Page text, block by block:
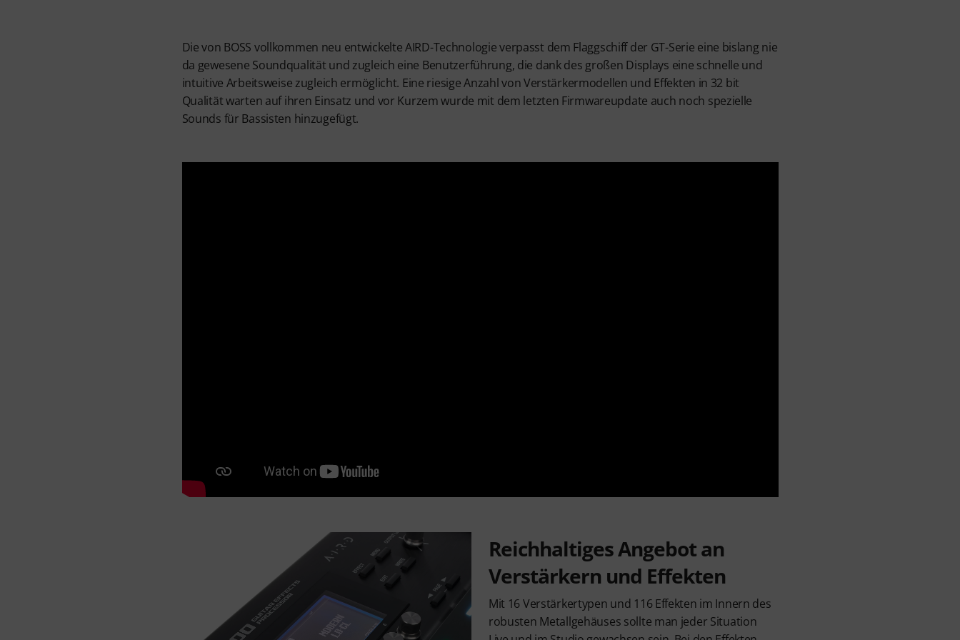
Die von BOSS vollkommen neu entwickelte AIRD-Technologie verpasst dem Flaggschiff der GT-Serie eine bislang nie
da gewesene Soundqualität und zugleich eine Benutzerführung, die dank des großen Displays eine schnelle und
intuitive Arbeitsweise zugleich ermöglicht. Eine riesige Anzahl von Verstärkermodellen und Effekten in 32 bit
Qualität warten auf ihren Einsatz und vor Kurzem wurde mit dem letzten Firmwareupdate auch noch spezielle
Sounds für Bassisten hinzugefügt.
Reichhaltiges Angebot an
Verstärkern und Effekten
Mit 16 Verstärkertypen und 116 Effekten im Innern des
robusten Metallgehäuses sollte man jeder Situation